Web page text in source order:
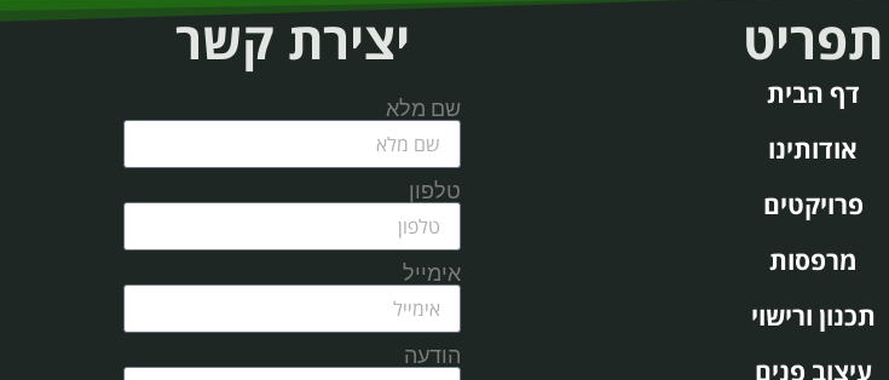
תפריט
דף הבית
אודותינו
פרויקטים
מרפסות
תכנון ורישוי
עיצוב פנים
יצירת קשר
שם מלא
טלפון
אימייל
הודעה